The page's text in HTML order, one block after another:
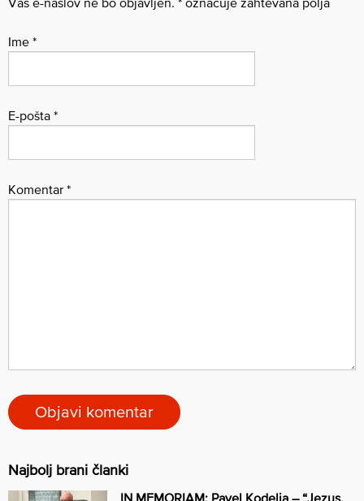
Ime *
E-pošta *
Komentar *
Najbolj brani članki
IN MEMORIAM: Pavel Kodelja – “Jezus,